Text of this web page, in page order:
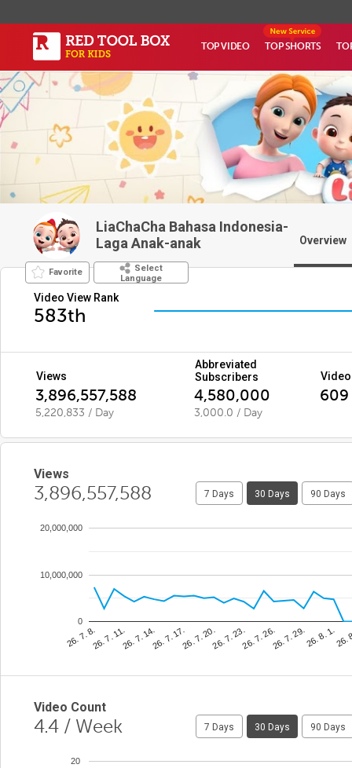
TOP VIDEO TOP SHORTS
LiaChaCha Bahasa Indonesia-
Laga Anak-anak
Overview
Favorite
Select
Language
Video View Rank
583th
Views
Abbreviated
Subscribers
3,896,557,588 4,580,000 609
5,220,833 / Day 3,000.0 / Day
Views
3,896,557,588 7 Days 30 Days 90 Days
26. 7. 8.26. 7. 11.26. 7. 14.26. 7. 17.26. 7. 20.26. 7. 23.26. 7. 26.26. 7. 29.26. 8. 1.26.
0
10,000,000
20,000,000
Video Count
4.4 / Week 7 Days 30 Days 90 Days
20